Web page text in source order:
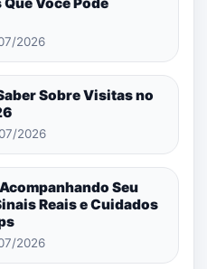
Você Pode
2026
Sobre Visitas no
2026
Seu
Reais e Cuidados
2026